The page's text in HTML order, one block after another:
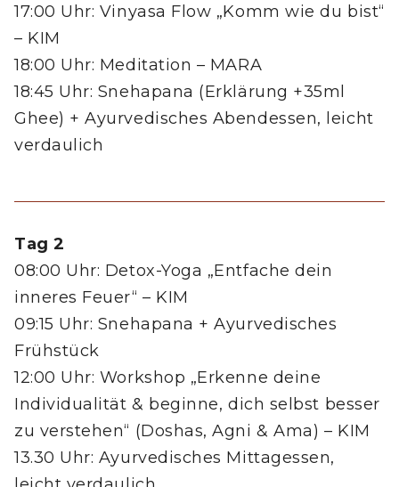
17:00 Uhr: Vinyasa Flow „Komm wie du bist“
– KIM
18:00 Uhr: Meditation – MARA
18:45 Uhr: Snehapana (Erklärung +35ml
Ghee) + Ayurvedisches Abendessen, leicht
verdaulich
Tag 2
08:00 Uhr: Detox-Yoga „Entfache dein
inneres Feuer“ – KIM
09:15 Uhr: Snehapana + Ayurvedisches
Frühstück
12:00 Uhr: Workshop „Erkenne deine
Individualität & beginne, dich selbst besser
zu verstehen“ (Doshas, Agni & Ama) – KIM
13.30 Uhr: Ayurvedisches Mittagessen,